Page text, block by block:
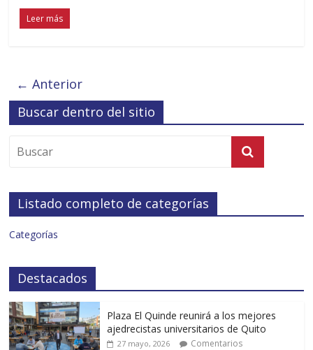
Leer más
← Anterior
Buscar dentro del sitio
Listado completo de categorías
Categorías
Destacados
Plaza El Quinde reunirá a los mejores
ajedrecistas universitarios de Quito
27 mayo, 2026
Comentarios